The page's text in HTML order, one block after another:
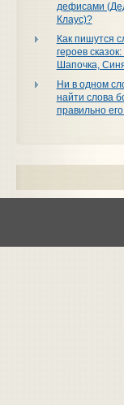
дефисами
Клаус)?
Как пишутся
героев
Шапочка,
Ни в одном
найти слова
правильно